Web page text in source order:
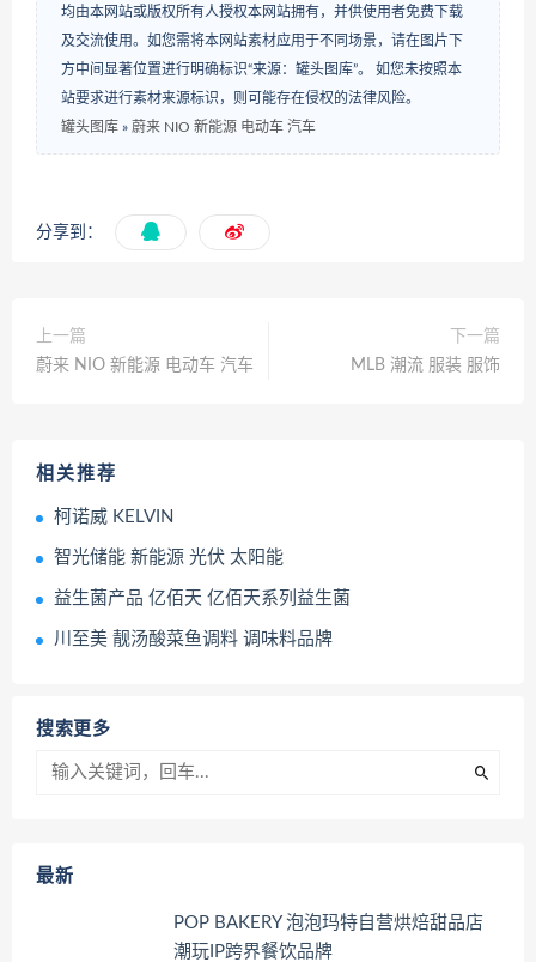
均由本网站或版权所有人授权本网站拥有，并供使用者免费下载
及交流使用。如您需将本网站素材应用于不同场景，请在图片下
方中间显著位置进行明确标识“来源：罐头图库”。 如您未按照本
站要求进行素材来源标识，则可能存在侵权的法律风险。
罐头图库 » 蔚来 NIO 新能源 电动车 汽车
分享到：
上一篇
蔚来 NIO 新能源 电动车 汽车
下一篇
MLB 潮流 服装 服饰
相关推荐
柯诺威 KELVIN
智光储能 新能源 光伏 太阳能
益生菌产品 亿佰天 亿佰天系列益生菌
川至美 靓汤酸菜鱼调料 调味料品牌
搜索更多
最新
POP BAKERY 泡泡玛特自营烘焙甜品店
潮玩IP跨界餐饮品牌